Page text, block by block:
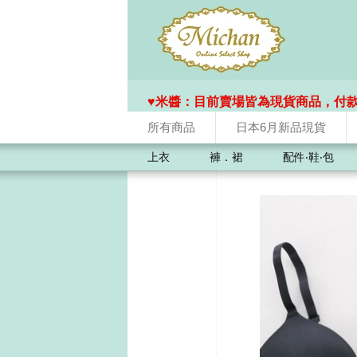
所有商品 日本6月新品現貨
♥️米醬：目前賣場皆為現貨商品，付
上衣 褲．裙 配件‧鞋‧包